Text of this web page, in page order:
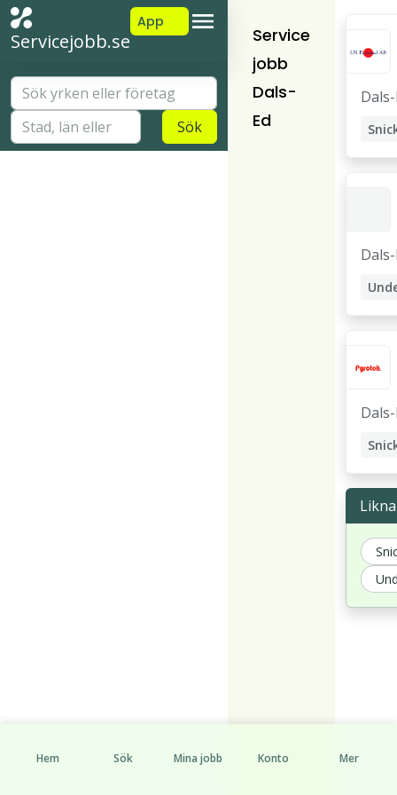
Servicejobb.se
App
Sök
Service
jobb
Dals-
Ed
Hem Sök Mina jobb Konto Mer